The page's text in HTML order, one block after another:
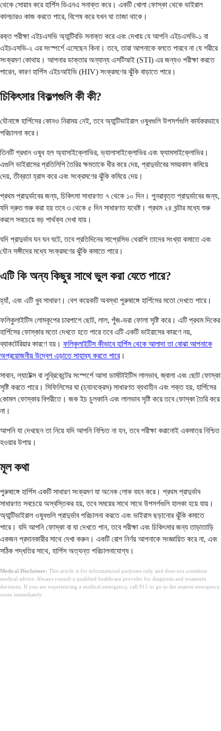
থেকে সোয়াব করে হার্পিস ডিএনএ সনাক্ত করে। একটি খোলা ফোস্কা থেকে ভাইরাল
কালচারও কাজ করতে পারে, বিশেষ করে যখন ঘা তাজা থাকে।
রক্ত পরীক্ষা এইচএসভি অ্যান্টিবডি সনাক্ত করে এবং দেখায় যে আপনি এইচএসভি-১ বা
এইচএসভি-২ এর সংস্পর্শে এসেছেন কিনা। তবে, তারা আপনাকে বলতে পারবে না যে শরীরে
সংক্রমণ কোথায়। আপনার ডাক্তার অন্যান্য এসটিআই (STI) এর জন্যও পরীক্ষা করতে
পারেন, কারণ হার্পিস এইচআইভি (HIV) সংক্রমণের ঝুঁকি বাড়াতে পারে।
চিকিৎসার বিকল্পগুলি কী কী?
যৌনাঙ্গে হার্পিসের কোনও নিরাময় নেই, তবে অ্যান্টিভাইরাল ওষুধগুলি উপসর্গগুলি কার্যকরভাবে
পরিচালনা করে।
তিনটি প্রধান ওষুধ হল অ্যাসাইক্লোভির, ভ্যালাসাইক্লোভির এবং ফ্যামসাইক্লোভির।
এগুলি ভাইরাসের প্রতিলিপি তৈরির ক্ষমতাকে ধীর করে দেয়, প্রাদুর্ভাবের সময়কাল কমিয়ে
দেয়, তীব্রতা হ্রাস করে এবং সংক্রমণের ঝুঁকি কমিয়ে দেয়।
প্রথম প্রাদুর্ভাবের জন্য, চিকিৎসা সাধারণত ৭ থেকে ১০ দিন। পুনরাবৃত্ত প্রাদুর্ভাবের জন্য,
যদি দ্রুত শুরু করা হয় তবে ৩ থেকে ৫ দিন সাধারণত যথেষ্ট। প্রথম ২৪ ঘন্টার মধ্যে শুরু
করলে সবচেয়ে বড় পার্থক্য দেখা যায়।
যদি প্রাদুর্ভাব ঘন ঘন ঘটে, তবে প্রতিদিনের সাপ্রেসিভ থেরাপি তাদের সংখ্যা কমাতে এবং
যৌন সঙ্গীদের মধ্যে সংক্রমণের ঝুঁকি কমাতে পারে।
এটি কি অন্য কিছুর সাথে ভুল করা যেতে পারে?
হ্যাঁ, এবং এটি খুব সাধারণ। বেশ কয়েকটি অবস্থা পুরুষাঙ্গে হার্পিসের মতো দেখতে পারে।
ফলিকুলাইটিস লোমকূপের চারপাশে ছোট, লাল, পুঁজ-ভরা ফোলা সৃষ্টি করে। এটি প্রথম দিকের
হার্পিসের ফোস্কার মতো দেখতে হতে পারে তবে এটি একটি ভাইরাসের কারণে নয়,
ব্যাকটেরিয়ার কারণে হয়। ফলিকুলাইটিস কীভাবে হার্পিস থেকে আলাদা তা বোঝা আপনাকে
অপ্রয়োজনীয় উদ্বেগ এড়াতে সাহায্য করতে পারে।
সাবান, ল্যাটেক্স বা লুব্রিকেন্টের সংস্পর্শে আসা ডার্মাটাইটিস লালভাব, জ্বালা এবং ছোট ফোস্কা
সৃষ্টি করতে পারে। সিফিলিসের ঘা (চ্যানক্রেস) সাধারণত ব্যথাহীন এবং শক্ত হয়, হার্পিসের
কোমল ফোস্কার বিপরীতে। জক ইচ চুলকানি এবং লালভাব সৃষ্টি করে তবে ফোস্কা তৈরি করে
না।
আপনি যা দেখছেন তা নিয়ে যদি আপনি নিশ্চিত না হন, তবে পরীক্ষা করানোই একমাত্র নিশ্চিত
হওয়ার উপায়।
মূল কথা
পুরুষাঙ্গে হার্পিস একটি সাধারণ সংক্রমণ যা অনেক লোক বহন করে। প্রথম প্রাদুর্ভাব
সাধারণত সবচেয়ে অস্বস্তিকর হয়, তবে সময়ের সাথে সাথে উপসর্গগুলি হালকা হয়ে যায়।
অ্যান্টিভাইরাল ওষুধগুলি প্রাদুর্ভাব পরিচালনা করতে এবং ভাইরাস ছড়ানোর ঝুঁকি কমাতে
পারে। যদি আপনি ফোস্কা বা ঘা দেখতে পান, তবে পরীক্ষা এবং চিকিৎসার জন্য তাড়াতাড়ি
একজন প্রদানকারীর সাথে দেখা করুন। একটি রোগ নির্ণয় আপনাকে সংজ্ঞায়িত করে না, এবং
সঠিক পদ্ধতির সাথে, হার্পিস অত্যন্ত পরিচালনাযোগ্য।
Medical Disclaimer: This article is for informational purposes only and does not constitute
medical advice. Always consult a qualified healthcare provider for diagnosis and treatment
decisions. If you are experiencing a medical emergency, call 911 or go to the nearest emergency
room immediately.